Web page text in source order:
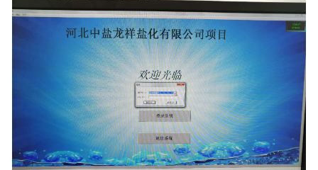
合作伙伴
解决方案
新闻资讯
工程服务
联系我们